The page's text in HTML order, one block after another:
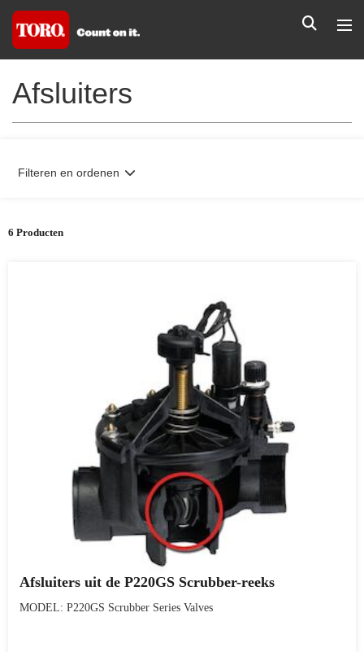
Afsluiters
6 Producten
Filteren en ordenen
Afsluiters uit de P220GS Scrubber-reeks
MODEL: P220GS Scrubber Series Valves